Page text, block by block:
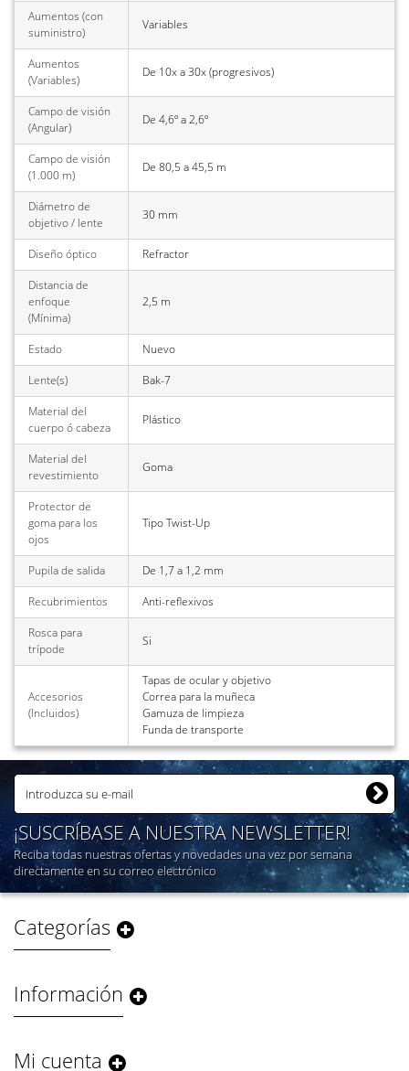
Aumentos (con
suministro)
Variables
Aumentos
(Variables)
De 10x a 30x (progresivos)
Campo de visión
(Angular)
De 4,6º a 2,6º
Campo de visión
(1.000 m)
De 80,5 a 45,5 m
Diámetro de
objetivo / lente
30 mm
Diseño óptico
Refractor
Distancia de
enfoque
(Mínima)
2,5 m
Estado
Nuevo
Lente(s)
Bak-7
Material del
cuerpo ó cabeza
Plástico
Material del
revestimiento
Goma
Protector de
goma para los
ojos
Tipo Twist-Up
Pupila de salida
De 1,7 a 1,2 mm
Recubrimientos
Anti-reflexivos
Rosca para
trípode
Si
Accesorios
(Incluidos)
Tapas de ocular y objetivo
Correa para la muñeca
Gamuza de limpieza
Funda de transporte
¡SUSCRÍBASE A NUESTRA NEWSLETTER!
Reciba todas nuestras ofertas y novedades una vez por semana
directamente en su correo electrónico
Categorías
Información
Mi cuenta